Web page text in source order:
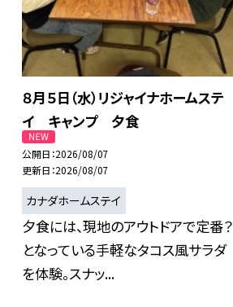
８月５日（水）リジャイナホームステ
イ キャンプ 夕食
公開日 2026/08/07
更新日 2026/08/07
カナダホームステイ
夕食には、現地のアウトドアで定番？
となっている手軽なタコス風サラダ
を体験。スナッ...